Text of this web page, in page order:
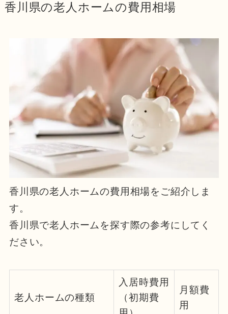
香川県の老人ホームの費用相場
香川県の老人ホームの費用相場をご紹介しま
す。
香川県で老人ホームを探す際の参考にしてく
ださい。
老人ホームの種類
入居時費用
（初期費
月額費
用